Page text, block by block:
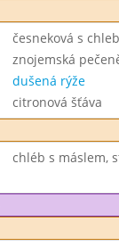
česneková s
znojemská
dušená rýže
citronová šťáva
chléb s máslem,